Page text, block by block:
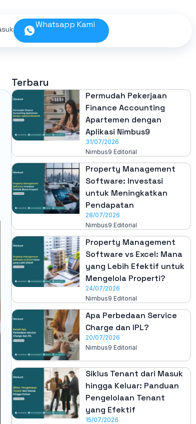
Whatsapp Kami
Terbaru
Permudah Pekerjaan
Finance Accounting
Apartemen dengan
Aplikasi Nimbus9
31/07/2026
Nimbus9 Editorial
Property Management
Software: Investasi
untuk Meningkatkan
Pendapatan
28/07/2026
Nimbus9 Editorial
Property Management
Software vs Excel: Mana
yang Lebih Efektif untuk
Mengelola Properti?
24/07/2026
Nimbus9 Editorial
Apa Perbedaan Service
Charge dan IPL?
20/07/2026
Nimbus9 Editorial
Siklus Tenant dari Masuk
hingga Keluar: Panduan
Pengelolaan Tenant
yang Efektif
15/07/2026